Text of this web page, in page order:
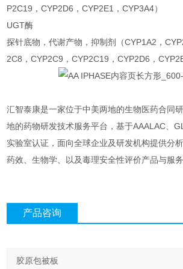
P2C19，CYP2D6，CYP2E1，CYP3A4）
UGT酶
探针底物，代谢产物，抑制剂（CYP1A2，
2C8，CYP2C9，CYP2C19，CYP2D6，
汇智泰康是一家位于中美两地的生物医药合同
地的药物研发技术服务平台，基于AAALAC、
实验室认证，面向全球企业及研发机构提供分
药效、生物学、以及毒理安全性评价产品与服务
产品咨询